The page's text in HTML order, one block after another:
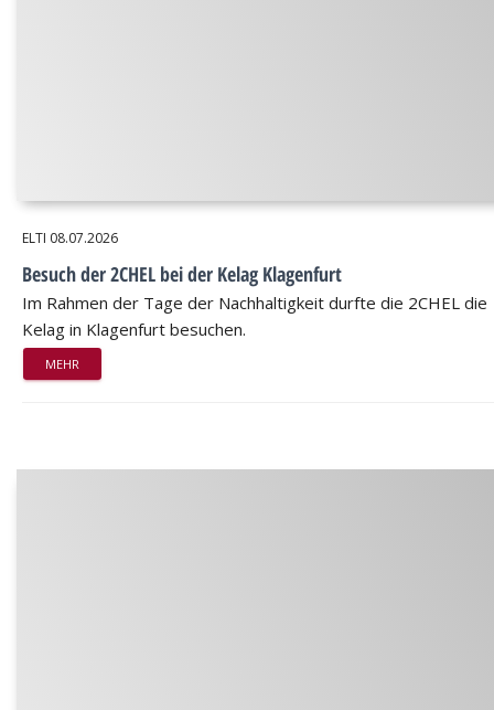
ELTI 08.07.2026
Besuch der 2CHEL bei der Kelag Klagenfurt
Im Rahmen der Tage der Nachhaltigkeit durfte die 2CHEL die
Kelag in Klagenfurt besuchen.
MEHR